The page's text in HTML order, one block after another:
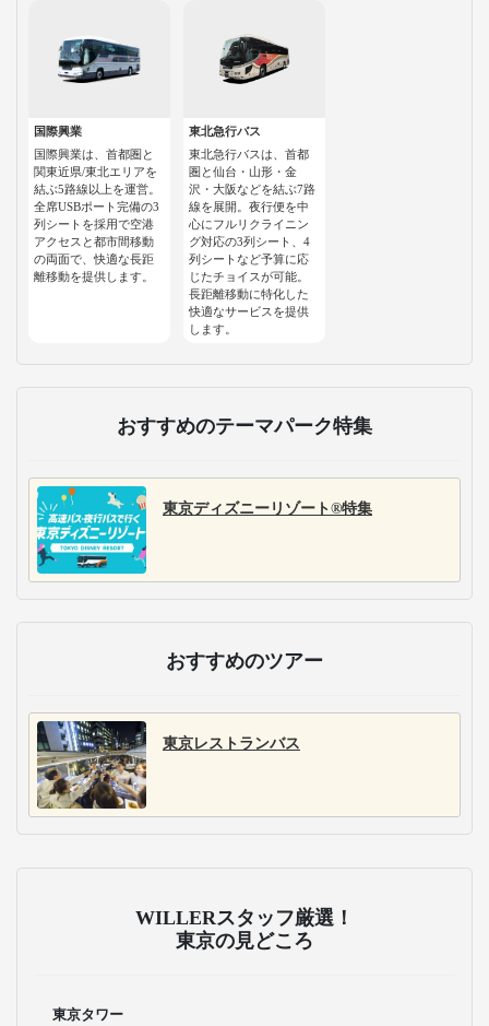
国際興業
国際興業は、首都圏と
関東近県/東北エリアを
結ぶ5路線以上を運営。
全席USBポート完備の3
列シートを採用で空港
アクセスと都市間移動
の両面で、快適な長距
離移動を提供します。
東北急行バス
東北急行バスは、首都
圏と仙台・山形・金
沢・大阪などを結ぶ7路
線を展開。夜行便を中
心にフルリクライニン
グ対応の3列シート、4
列シートなど予算に応
じたチョイスが可能。
長距離移動に特化した
快適なサービスを提供
します。
おすすめのテーマパーク特集
東京ディズニーリゾート®特集
おすすめのツアー
東京レストランバス
WILLERスタッフ厳選！
東京の見どころ
東京タワー